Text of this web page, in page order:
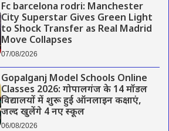
Fc barcelona rodri: Manchester
City Superstar Gives Green Light
to Shock Transfer as Real Madrid
Move Collapses
07/08/2026
Gopalganj Model Schools Online
Classes 2026: गोपालगंज के 14 मॉडल
विद्यालयों में शुरू हुई ऑनलाइन कक्षाएं,
जल्द खुलेंगे 4 नए स्कूल
06/08/2026